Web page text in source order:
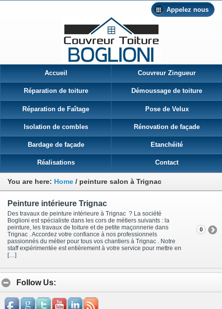
Appelez nous
Accueil Couvreur Zingueur
Réparation de toiture Démoussage de toiture
Réparation de Faîtage Pose de Velux
Isolation de combles Rénovation de façade
Bardage de façade Etanchéité
Réalisations Contact
You are here: Home / peinture salon à Trignac
Peinture intérieure Trignac
Des travaux de peinture intérieure à Trignac ? La société
Boglioni est spécialiste dans les cors de métiers suivants : la
peinture, les travaux de toiture et de petite maçonnerie dans
Trignac . Accordez votre confiance à nos professionnels
passionnés du métier pour tous vos chantiers à Trignac . Notre
staff expérimentée est entièrement à votre service pour mettre en
[…]
0
Follow Us: